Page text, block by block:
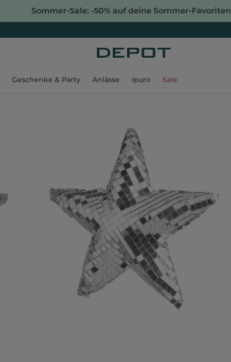
Sommer-Sale: -50% auf deine Sommer-Favoriten
Geschenke & Party Anlässe ipuro Sale